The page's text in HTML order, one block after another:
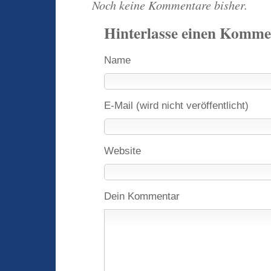
Noch keine Kommentare bisher.
Hinterlasse einen
Name
E-Mail (wird nicht veröffentlicht)
Website
Dein Kommentar